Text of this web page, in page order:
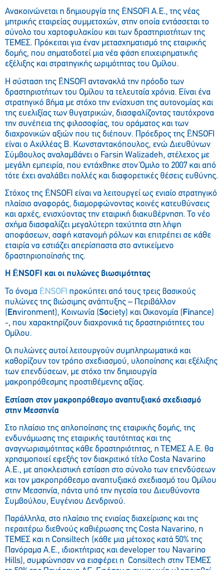
Ανακοινώνεται η δημιουργία της ĒNSOFI Α.Ε., της νέας
μητρικής εταιρείας συμμετοχών, στην οποία εντάσσεται το
σύνολο του χαρτοφυλακίου και των δραστηριοτήτων της
ΤΕΜΕΣ. Πρόκειται για έναν μετασχηματισμό της εταιρικής
δομής, που σηματοδοτεί μια νέα φάση επιχειρηματικής
εξέλιξης και στρατηγικής ωριμότητας του Ομίλου.
Η σύσταση της ĒNSOFI αντανακλά την πρόοδο των
δραστηριοτήτων του Ομίλου τα τελευταία χρόνια. Είναι ένα
στρατηγικό βήμα με στόχο την ενίσχυση της αυτονομίας και
της ευελιξίας των θυγατρικών, διασφαλίζοντας ταυτόχρονα
την συνέπεια της φιλοσοφίας, του οράματος και των
διαχρονικών αξιών που τις διέπουν. Πρόεδρος της ĒNSOFI
είναι ο Αχιλλέας Β. Κωνσταντακόπουλος, ενώ Διευθύνων
Σύμβουλος αναλαμβάνει ο Farsin Walizadeh, στέλεχος με
μεγάλη εμπειρία, που εντάχθηκε στον Όμιλο το 2007 και από
τότε έχει αναλάβει πολλές και διαφορετικές θέσεις ευθύνης.
Στόχος της ĒNSOFI είναι να λειτουργεί ως ενιαίο στρατηγικό
πλαίσιο αναφοράς, διαμορφώνοντας κοινές κατευθύνσεις
και αρχές, ενισχύοντας την εταιρική διακυβέρνηση. Το νέο
σχήμα διασφαλίζει μεγαλύτερη ταχύτητα στη λήψη
αποφάσεων, σαφή κατανομή ρόλων και επιτρέπει σε κάθε
εταιρία να εστιάζει απερίσπαστα στο αντικείμενο
δραστηριοποίησής της.
Η ĒNSOFI και οι πυλώνες βιωσιμότητας
Το όνομα ĒNSOFI προκύπτει από τους τρεις βασικούς
πυλώνες της βιώσιμης ανάπτυξης – Περιβάλλον
(Environment), Κοινωνία (Society) και Οικονομία (Finance)
-, που χαρακτηρίζουν διαχρονικά τις δραστηριότητες του
Ομίλου.
Οι πυλώνες αυτοί λειτουργούν συμπληρωματικά και
καθορίζουν τον τρόπο σχεδιασμού, υλοποίησης και εξέλιξης
των επενδύσεων, με στόχο την δημιουργία
μακροπρόθεσμης προστιθέμενης αξίας.
Εστίαση στον μακροπρόθεσμο αναπτυξιακό σχεδιασμό
στην Μεσσηνία
Στο πλαίσιο της απλοποίησης της εταιρικής δομής, της
ενδυνάμωσης της εταιρικής ταυτότητας και της
αναγνωρισιμότητας κάθε δραστηριότητας, η ΤΕΜΕΣ Α.Ε. θα
χρησιμοποιεί εφεξής τον διακριτικό τίτλο Costa Navarino
Α.Ε., με αποκλειστική εστίαση στο σύνολο των επενδύσεων
και τον μακροπρόθεσμο αναπτυξιακό σχεδιασμό του Ομίλου
στην Μεσσηνία, πάντα υπό την ηγεσία του Διευθύνοντα
Συμβούλου, Ευγένιου Δενδρινού.
Παράλληλα, στο πλαίσιο της ενιαίας διαχείρισης και της
περαιτέρω διεθνούς καθιέρωσης της Costa Navarino, η
ΤΕΜΕΣ και η Consiltech (κάθε μια μέτοχος κατά 50% της
Πανόραμα Α.Ε., ιδιοκτήτριας και developer του Navarino
Hills), συμφώνησαν να εισφέρει η Consiltech στην ΤΕΜΕΣ